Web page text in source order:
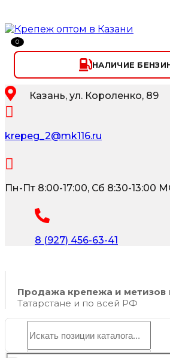
0
НАЛИЧИЕ
Казань, ул. Короленко, 89
krepeg_2@mk116.ru
Пн-Пт 8:00-17:00, Сб 8:30-13:00
8 (927) 456-63-41
Продажа крепежа и метизов
Татарстане и по всей РФ